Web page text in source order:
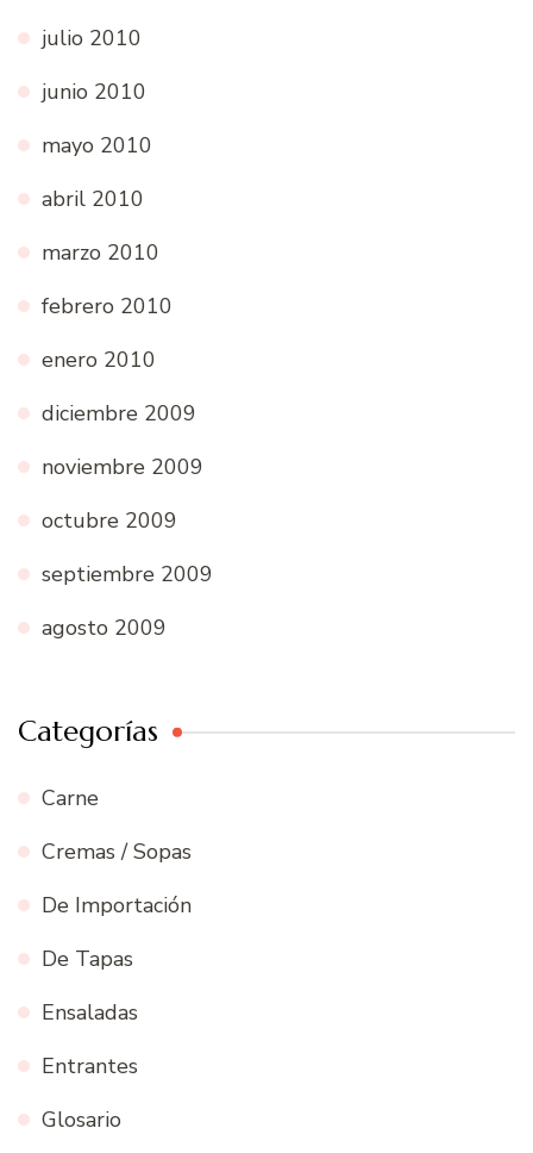
julio 2010
junio 2010
mayo 2010
abril 2010
marzo 2010
febrero 2010
enero 2010
diciembre 2009
noviembre 2009
octubre 2009
septiembre 2009
agosto 2009
Categorías
Carne
Cremas / Sopas
De Importación
De Tapas
Ensaladas
Entrantes
Glosario